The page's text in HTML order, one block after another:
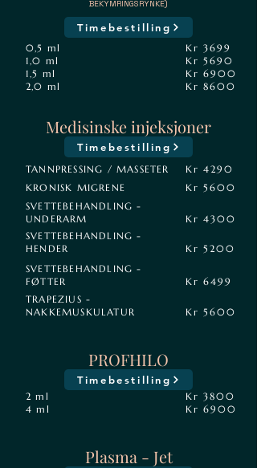
BEKYMRINGSRYNKE)
Timebestilling
0,5 ml
1,0 ml
1,5 ml
2,0 ml
Kr 3699
Kr 5690
Kr 6900
Kr 8600
Medisinske injeksjoner
Timebestilling
TANNPRESSING / MASSETER
KRONISK MIGRENE
SVETTEBEHANDLING -
UNDERARM
SVETTEBEHANDLING -
HENDER
SVETTEBEHANDLING -
FØTTER
TRAPEZIUS -
NAKKEMUSKULATUR
Kr 4290
Kr 5600
Kr 4300
Kr 5200
Kr 6499
Kr 5600
PROFHILO
Timebestilling
2 ml
4 ml
Kr 3800
Kr 6900
Plasma - Jet